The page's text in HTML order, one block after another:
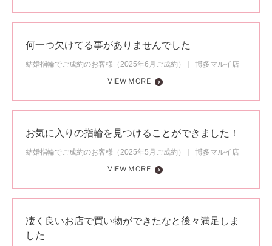
何一つ欠けてる事がありませんでした
結婚指輪でご成約のお客様（2025年6月ご成約）
博多マルイ店
VIEW MORE
お気に入りの指輪を見つけることができました！
結婚指輪でご成約のお客様（2025年5月ご成約）
博多マルイ店
VIEW MORE
凄く良いお店で買い物ができたなと後々満足しま
した